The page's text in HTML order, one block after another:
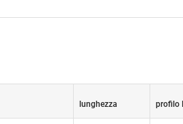
lunghezza profilo